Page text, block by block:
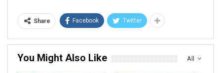
Share Facebook Twitter
All
You Might Also Like